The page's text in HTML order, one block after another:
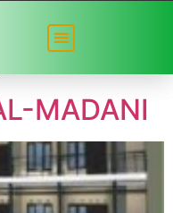
MADANI